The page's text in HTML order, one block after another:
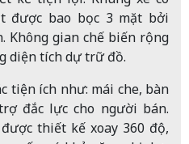
được bao bọc 3 mặt bởi
Không gian chế biến rộng
diện tích dự trữ đồ.
tiện ích như: mái che, bàn
đắc lực cho người bán.
thiết kế xoay 360 độ,